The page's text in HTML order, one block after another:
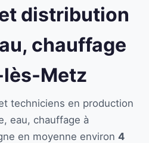
distribution
chauffage
Metz
techniciens en production
eau, chauffage à
en moyenne environ 4